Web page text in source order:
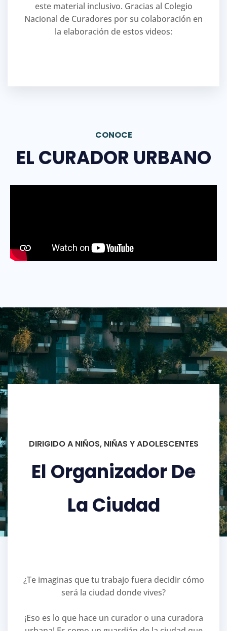
este material inclusivo. Gracias al Colegio
Nacional de Curadores por su colaboración en
la elaboración de estos videos:
CONOCE
EL CURADOR URBANO
DIRIGIDO A NIÑOS, NIÑAS Y ADOLESCENTES
El Organizador De
La Ciudad
¿Te imaginas que tu trabajo fuera decidir cómo
será la ciudad donde vives?
¡Eso es lo que hace un curador o una curadora